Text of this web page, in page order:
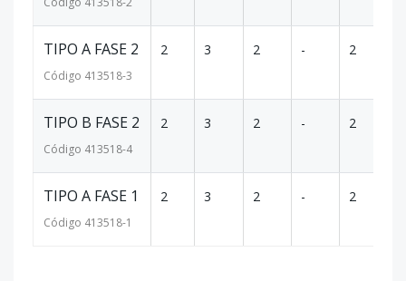
TIPO A FASE 2
Código 413518-3
2 3 2 - 2
TIPO B FASE 2
Código 413518-4
2 3 2 - 2
TIPO A FASE 1
Código 413518-1
2 3 2 - 2